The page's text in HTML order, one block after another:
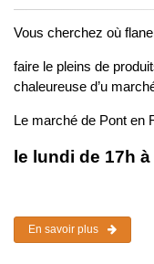
Vous cherchez où
faire le pleins de
chaleureuse d’u
Le marché de Pont en
le lundi de 17h à
En savoir plus